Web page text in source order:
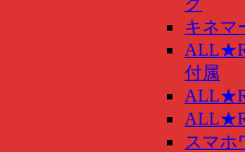
キネマ
付属
スマホ